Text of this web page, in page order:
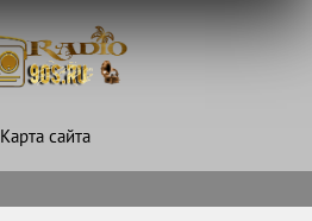
Карта сайта